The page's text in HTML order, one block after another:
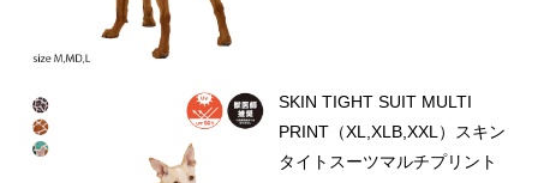
SKIN TIGHT SUIT MULTI
PRINT（XL,XLB,XXL）スキン
タイトスーツマルチプリント